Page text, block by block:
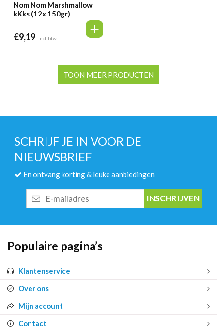
Nom Nom Marshmallow
kKks (12x 150gr)
€9,19 incl. btw
TOON MEER PRODUCTEN
SCHRIJF JE IN VOOR DE
NIEUWSBRIEF
En ontvang korting & leuke aanbiedingen
mailadres
Populaire pagina’s
Klantenservice
Over ons
Mijn account
Contact